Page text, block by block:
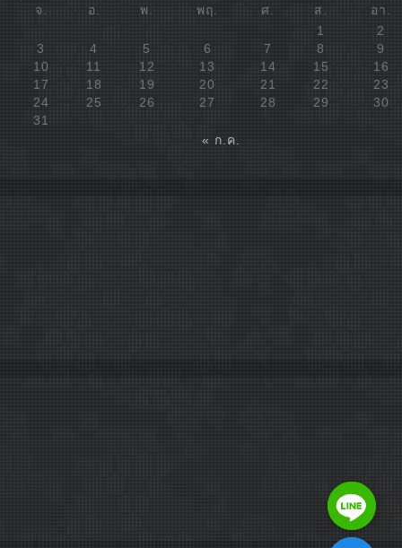
จ. อ. พ. พฤ. ศ. ส.
อา.
1
2
3
4 5 6 7 8
9
10
11 12 13 14 15
16
17
18 19 20 21 22
23
24
25 26 27 28 29
30
31
« ก.ค.